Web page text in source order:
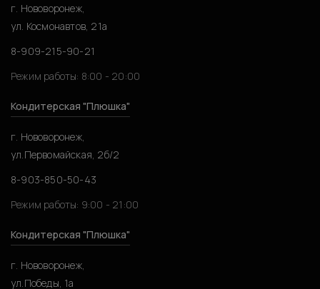
г. Нововоронеж,
ул. Космонавтов, 21а
8-909-215-90-21
Режим работы: 8:00 - 20:00
Кондитерская "Плюшка"
г. Нововоронеж,
ул.Первомайская, 2б/2
8-903-850-50-43
Режим работы: 9:00 - 21:00
Кондитерская "Плюшка"
г. Нововоронеж,
ул.Победы, 1а